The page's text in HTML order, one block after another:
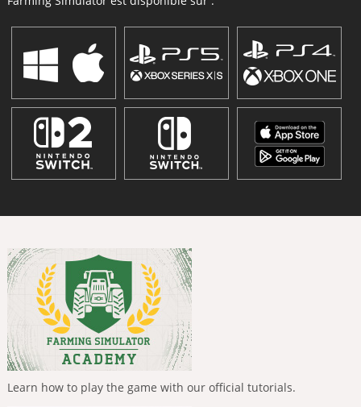
Learn how to play the game with our official tutorials.